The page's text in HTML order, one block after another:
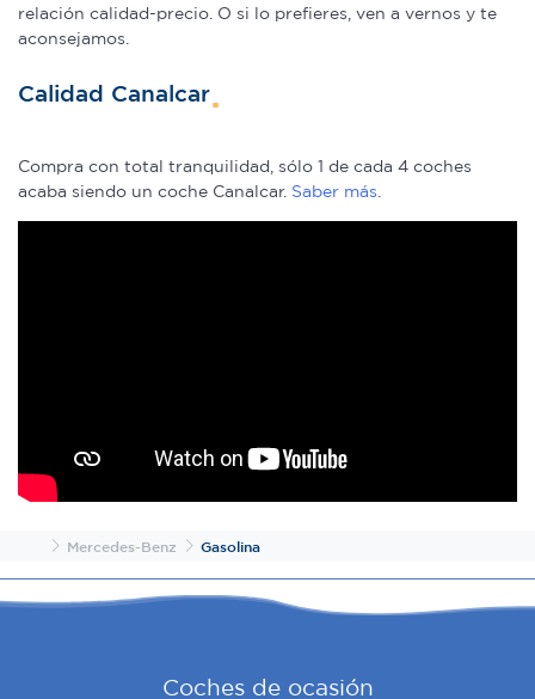
relación calidad-precio. O si lo prefieres, ven a vernos y te
aconsejamos.
Calidad Canalcar
Compra con total tranquilidad, sólo 1 de cada 4 coches
acaba siendo un coche Canalcar. Saber más
InicioMercedes-Benz Gasolina
Coches de ocasión